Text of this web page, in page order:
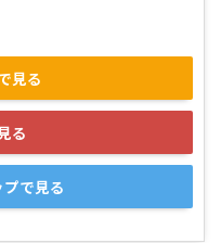
見る
る
で見る